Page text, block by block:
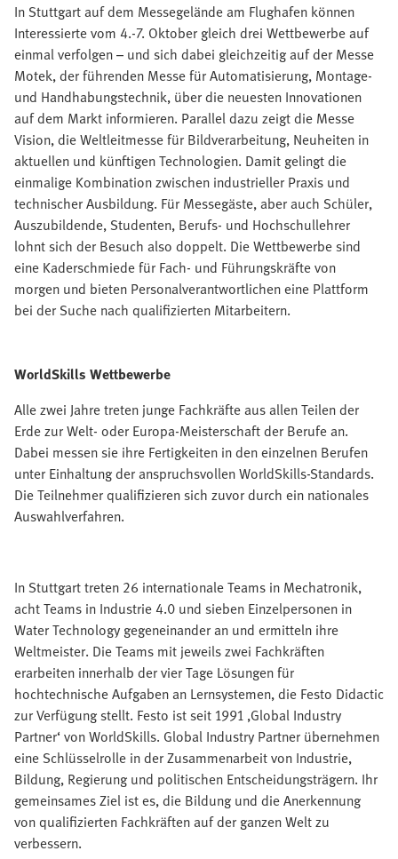
In Stuttgart auf dem Messegelände am Flughafen können
Interessierte vom 4.-7. Oktober gleich drei Wettbewerbe auf
einmal verfolgen – und sich dabei gleichzeitig auf der Messe
Motek, der führenden Messe für Automatisierung, Montage-
und Handhabungstechnik, über die neuesten Innovationen
auf dem Markt informieren. Parallel dazu zeigt die Messe
Vision, die Weltleitmesse für Bildverarbeitung, Neuheiten in
aktuellen und künftigen Technologien. Damit gelingt die
einmalige Kombination zwischen industrieller Praxis und
technischer Ausbildung. Für Messegäste, aber auch Schüler,
Auszubildende, Studenten, Berufs- und Hochschullehrer
lohnt sich der Besuch also doppelt. Die Wettbewerbe sind
eine Kaderschmiede für Fach- und Führungskräfte von
morgen und bieten Personalverantwortlichen eine Plattform
bei der Suche nach qualifizierten Mitarbeitern.
WorldSkills Wettbewerbe
Alle zwei Jahre treten junge Fachkräfte aus allen Teilen der
Erde zur Welt- oder Europa-Meisterschaft der Berufe an.
Dabei messen sie ihre Fertigkeiten in den einzelnen Berufen
unter Einhaltung der anspruchsvollen WorldSkills-Standards.
Die Teilnehmer qualifizieren sich zuvor durch ein nationales
Auswahlverfahren.
In Stuttgart treten 26 internationale Teams in Mechatronik,
acht Teams in Industrie 4.0 und sieben Einzelpersonen in
Water Technology gegeneinander an und ermitteln ihre
Weltmeister. Die Teams mit jeweils zwei Fachkräften
erarbeiten innerhalb der vier Tage Lösungen für
hochtechnische Aufgaben an Lernsystemen, die Festo Didactic
zur Verfügung stellt. Festo ist seit 1991 ‚Global Industry
Partner‘ von WorldSkills. Global Industry Partner übernehmen
eine Schlüsselrolle in der Zusammenarbeit von Industrie,
Bildung, Regierung und politischen Entscheidungsträgern. Ihr
gemeinsames Ziel ist es, die Bildung und die Anerkennung
von qualifizierten Fachkräften auf der ganzen Welt zu
verbessern.